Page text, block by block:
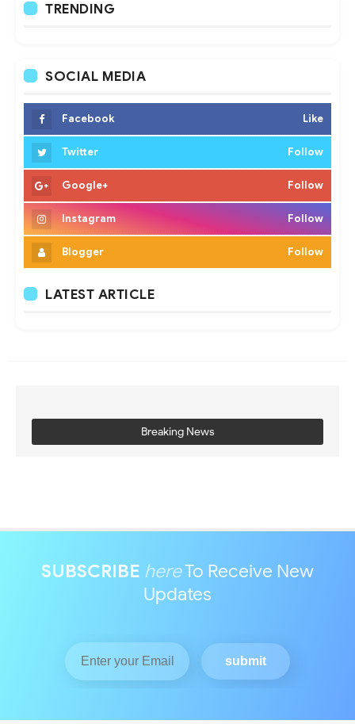
TRENDING
SOCIAL MEDIA
Facebook Like
Twitter Follow
Google+ Follow
Instagram Follow
Blogger Follow
LATEST ARTICLE
Breaking News
SUBSCRIBE hereTo Receive New
Updates